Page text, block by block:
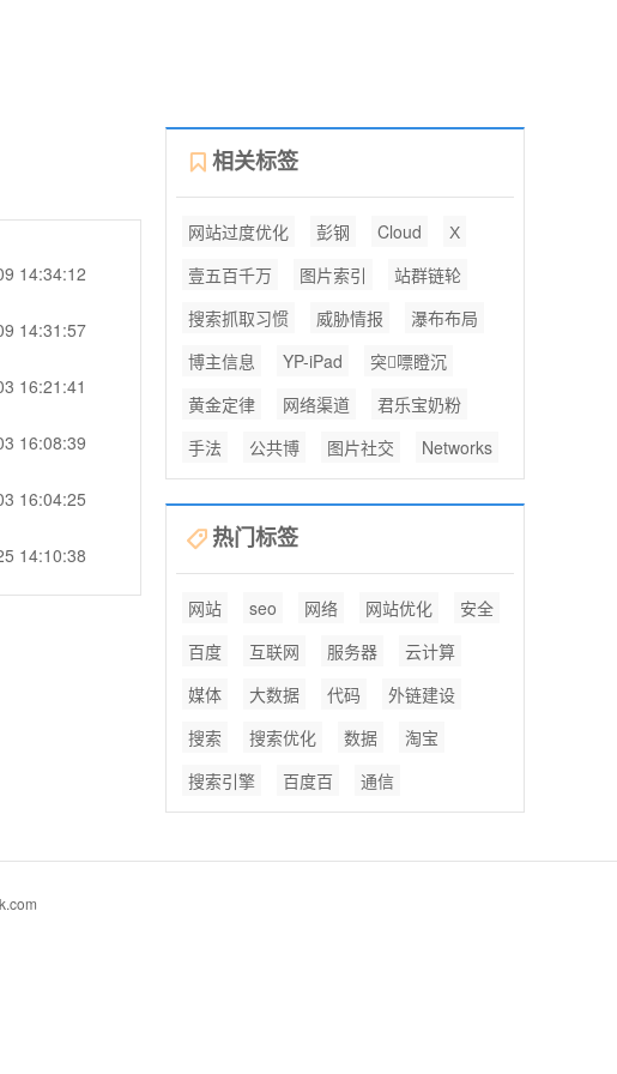
14:34:12
14:31:57
16:21:41
16:08:39
16:04:25
14:10:38
相关标签
网站过度优化 彭钢 Cloud
Х
壹五百千万
图片索引
站群链轮
搜索抓取习惯
威胁情报
瀑布布局
博主信息
YP-iPad
突嘌瞪沉
黄金定律
网络渠道
君乐宝奶粉
手法
公共博 图片社交 Networks
热门标签
网站 seo 网络 网站优化
安全
百度
互联网 服务器
云计算
媒体
大数据 代码
外链建设
搜索
搜索优化 数据
淘宝
搜索引擎
百度百 通信